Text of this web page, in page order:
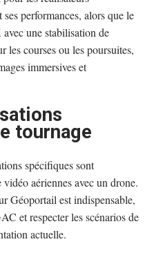
performances, alors que le
une stabilisation de
les courses ou les poursuites,
immersives et
tournage
spécifiques sont
aériennes avec un drone.
Géoportail est indispensable,
et respecter les scénarios de
actuelle.